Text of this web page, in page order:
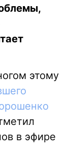
этому
в эфире